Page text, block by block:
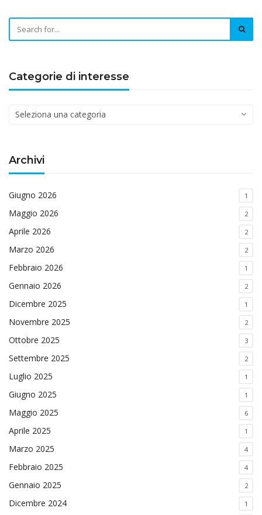
Categorie di interesse
Categorie
Archivi
Giugno 2026 1
Maggio 2026 2
Aprile 2026 2
Marzo 2026 2
Febbraio 2026 1
Gennaio 2026 2
Dicembre 2025 1
Novembre 2025 2
Ottobre 2025 3
Settembre 2025 2
Luglio 2025 1
Giugno 2025 1
Maggio 2025 6
Aprile 2025 1
Marzo 2025 4
Febbraio 2025 4
Gennaio 2025 2
Dicembre 2024 1